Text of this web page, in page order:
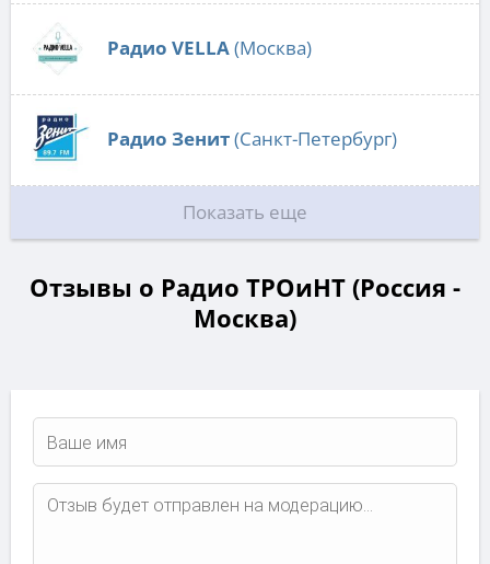
Радио VELLA(Москва)
Радио Зенит(Санкт-Петербург)
Показать еще
Отзывы о Радио ТРОиНТ (Россия -
Москва)